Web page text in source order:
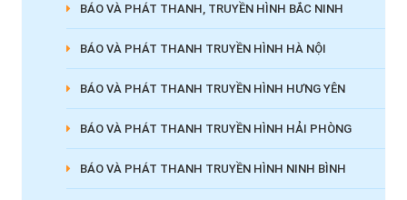
BÁO VÀ PHÁT THANH, TRUYỀN HÌNH BẮC NINH
BÁO VÀ PHÁT THANH TRUYỀN HÌNH HÀ NỘI
BÁO VÀ PHÁT THANH TRUYỀN HÌNH HƯNG YÊN
BÁO VÀ PHÁT THANH TRUYỀN HÌNH HẢI PHÒNG
BÁO VÀ PHÁT THANH TRUYỀN HÌNH NINH BÌNH